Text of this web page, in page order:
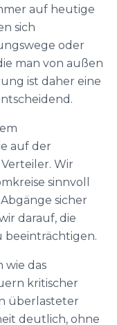
auf heutige
sich
oder
man von außen
ist daher eine
auf der
Wir
sinnvoll
sicher
darauf, die
beeinträchtigen.
wie das
kritischer
überlasteter
deutlich, ohne